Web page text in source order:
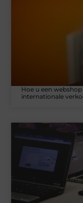
Hoe u een
internationale